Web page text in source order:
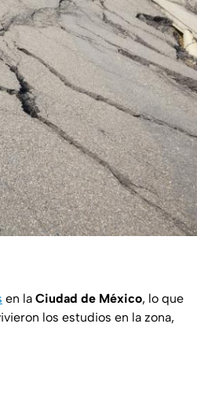
en la Ciudad de México, lo que
los estudios en la zona,